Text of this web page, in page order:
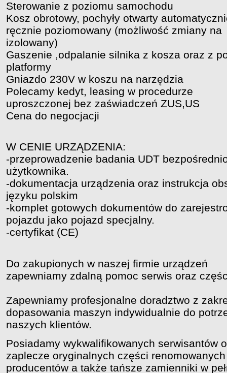
Sterowanie z poziomu samochodu
Kosz obrotowy, pochyły otwarty
ręcznie poziomowany (możliwość zmiany na
izolowany)
Gaszenie ,odpalanie silnika z kosza oraz z
platformy
Gniazdo 230V w koszu na narzędzia
Polecamy kedyt, leasing w procedurze
uproszczonej bez zaświadczeń ZUS,US
Cena do negocjacji
W CENIE URZĄDZENIA:
-przeprowadzenie badania UDT
użytkownika.
-dokumentacja urządzenia oraz instrukcja
języku polskim
-komplet gotowych dokumentów do
pojazdu jako pojazd specjalny.
-certyfikat (CE)
Do zakupionych w naszej firmie urządzeń
zapewniamy zdalną pomoc serwis oraz
Zapewniamy profesjonalne doradztwo z
dopasowania maszyn indywidualnie do
naszych klientów.
Posiadamy wykwalifikowanych serwisantów
zaplecze oryginalnych części renomowanych
producentów a także tańsze zamienniki w